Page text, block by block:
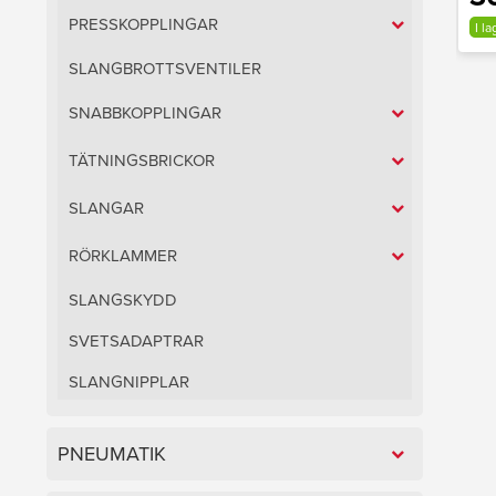
PRESSKOPPLINGAR
SLANGBROTTSVENTILER
SNABBKOPPLINGAR
TÄTNINGSBRICKOR
SLANGAR
RÖRKLAMMER
SLANGSKYDD
SVETSADAPTRAR
SLANGNIPPLAR
PNEUMATIK
I